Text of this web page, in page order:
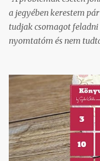
a jegyében kerestem
tudjak csomagot
nyomtatóm és nem
Természetesen
generálok egy
mert a futár magával
Természetesen van
partnerként tudok
lehetőségek is hogy A-